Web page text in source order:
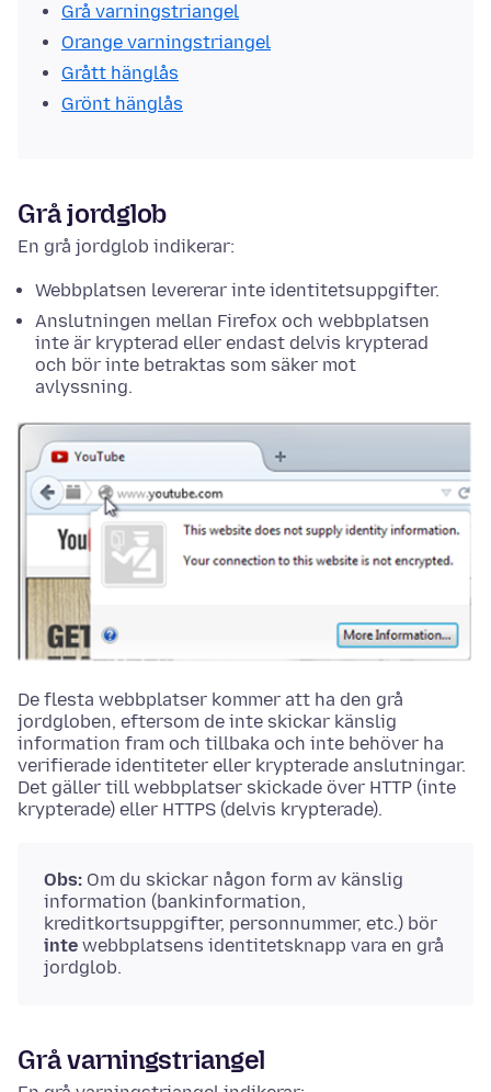
Grå varningstriangel
Orange varningstriangel
Grått hänglås
Grönt hänglås
Grå jordglob
En grå jordglob indikerar:
Webbplatsen levererar inte identitetsuppgifter.
Anslutningen mellan Firefox och webbplatsen
inte är krypterad eller endast delvis krypterad
och bör inte betraktas som säker mot
avlyssning.
De flesta webbplatser kommer att ha den grå
jordgloben, eftersom de inte skickar känslig
information fram och tillbaka och inte behöver ha
verifierade identiteter eller krypterade anslutningar.
Det gäller till webbplatser skickade över HTTP (inte
krypterade) eller HTTPS (delvis krypterade).
Obs: Om du skickar någon form av känslig
information (bankinformation,
kreditkortsuppgifter, personnummer, etc.) bör
inte webbplatsens identitetsknapp vara en grå
jordglob.
Grå varningstriangel